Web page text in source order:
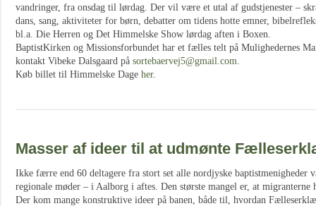
vandringer, fra onsdag til lørdag. Der vil være et utal af gudstjenester –
dans, sang, aktiviteter for børn, debatter om tidens hotte emner,
bl.a. Die Herren og Det Himmelske Show lørdag aften i Boxen.
BaptistKirken og Missionsforbundet har et fælles telt på Mulighedernes
kontakt Vibeke Dalsgaard på sortebaervej5@gmail.com.
Køb billet til Himmelske Dage her.
Masser af ideer til at udmønte
Ikke færre end 60 deltagere fra stort set alle nordjyske baptistmenigheder
regionale møder – i Aalborg i aftes. Den største mangel er, at migranterne
Der kom mange konstruktive ideer på banen, både til, hvordan